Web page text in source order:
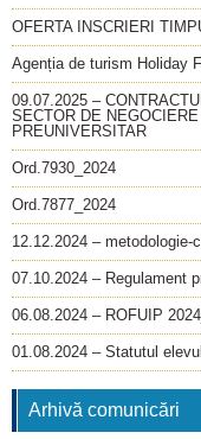
OFERTA INSCRIERI
Agenția de turism Holiday
09.07.2025 –
SECTOR DE
PREUNIVERSITAR
Ord.7930_2024
Ord.7877_2024
12.12.2024 – metodologie-
07.10.2024 – Regulament
06.08.2024 – ROFUIP
01.08.2024 – Statutul
Arhivă comunicări